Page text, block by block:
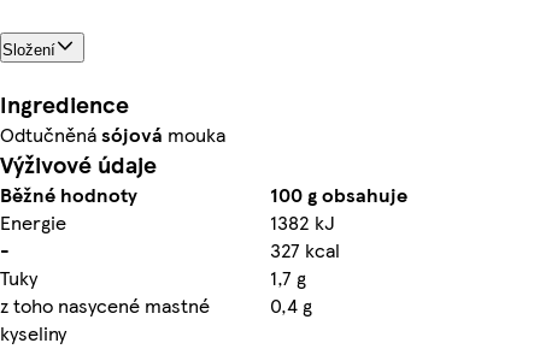
Složení
Ingredience
Odtučněnásójová mouka
Výživové údaje
Běžné hodnoty
100 g obsahuje
Energie
1382 kJ
-
327 kcal
Tuky
1,7 g
z toho nasycené mastné
kyseliny
0,4 g